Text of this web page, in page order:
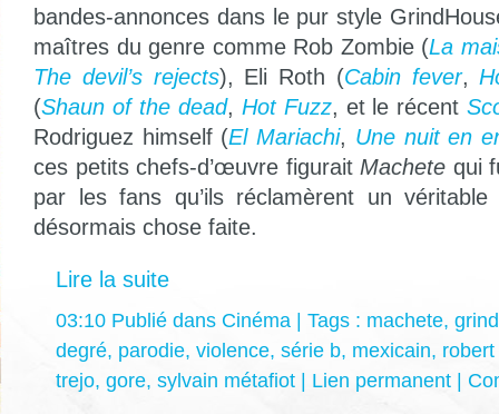
bandes-annonces dans le pur style
maîtres du genre comme Rob Zombie (La
The devil’s rejects), Eli Roth (Cabin fever,
(Shaun of the dead, Hot Fuzz, et le récent
Rodriguez himself (El Mariachi, Une nuit en
ces petits chefs-d’œuvre figurait Machete qui
par les fans qu’ils réclamèrent un véritable
désormais chose faite.
Lire la suite
03:10 Publié dans Cinéma | Tags : machete,
degré, parodie, violence, série b, mexicain,
trejo, gore, sylvain métafiot | Lien permanent |